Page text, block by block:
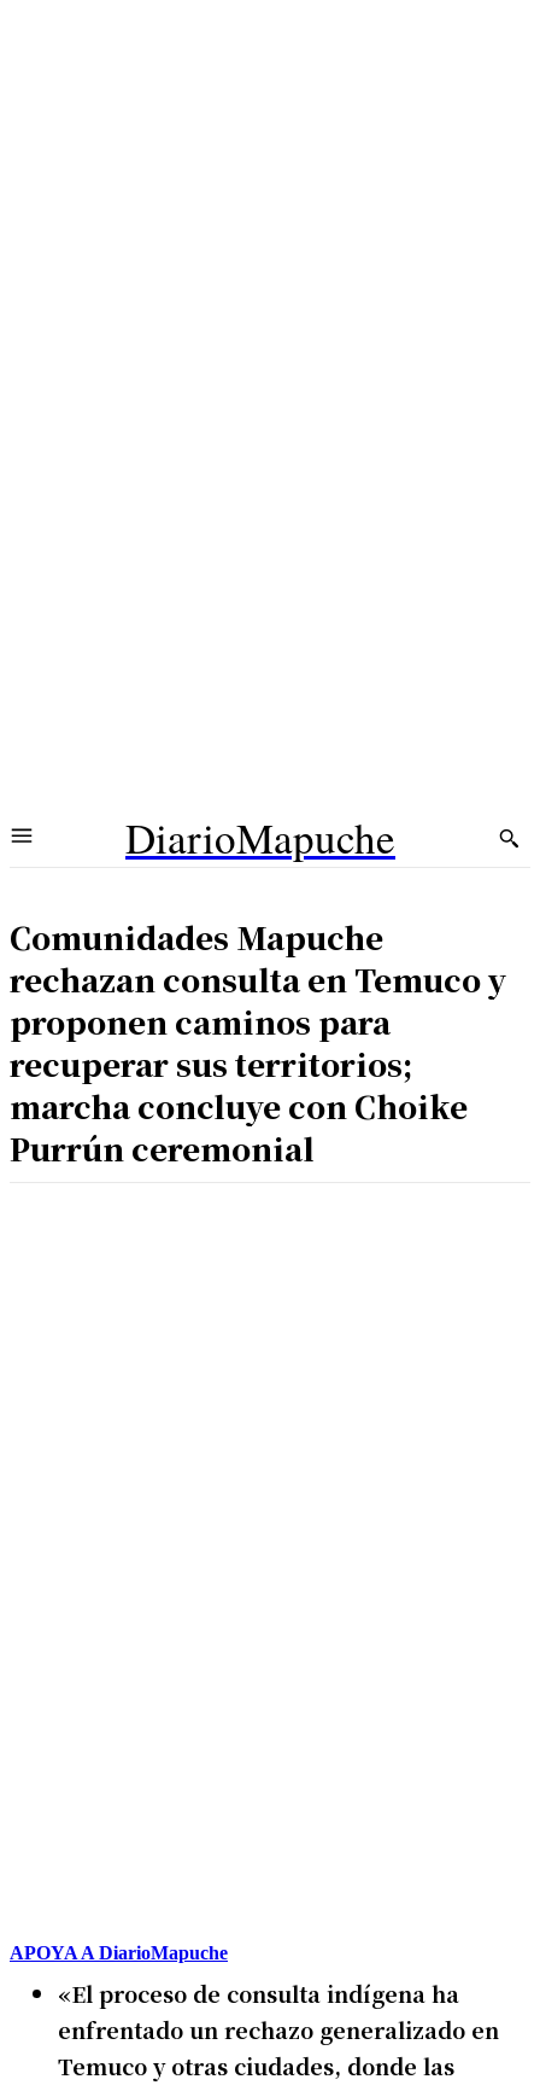
DiarioMapuche
Comunidades Mapuche
rechazan consulta en Temuco y
proponen caminos para
recuperar sus territorios;
marcha concluye con Choike
Purrún ceremonial
APOYA A DiarioMapuche
«El proceso de consulta indígena ha
enfrentado un rechazo generalizado en
Temuco y otras ciudades, donde las